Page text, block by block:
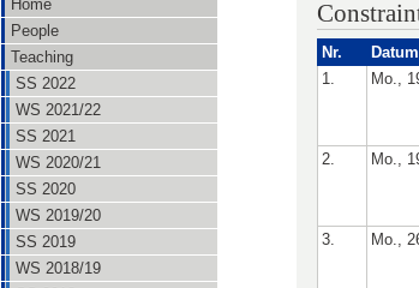
Home
People
Teaching
SS 2022
WS 2021/22
SS 2021
WS 2020/21
SS 2020
WS 2019/20
SS 2019
WS 2018/19
Nr. Datum
1.
Mo.,
2.
Mo.,
3.
Mo.,